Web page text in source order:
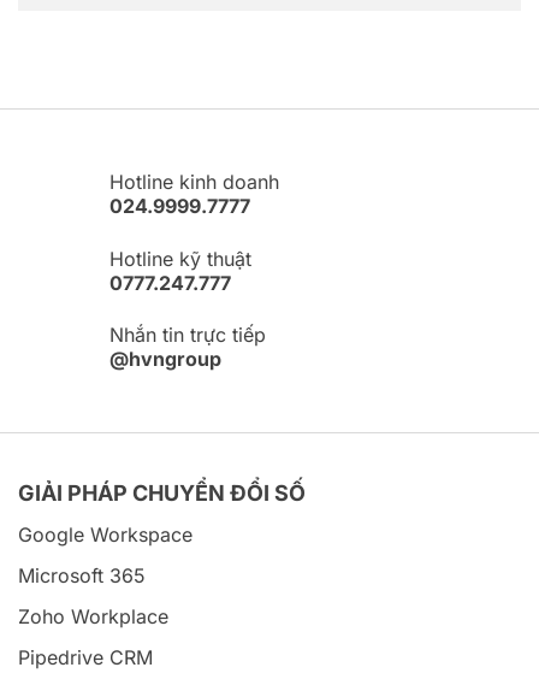
Hotline kinh doanh
024.9999.7777
Hotline kỹ thuật
0777.247.777
Nhắn tin trực tiếp
@hvngroup
GIẢI PHÁP CHUYỂN ĐỔI SỐ
Google Workspace
Microsoft 365
Zoho Workplace
Pipedrive CRM